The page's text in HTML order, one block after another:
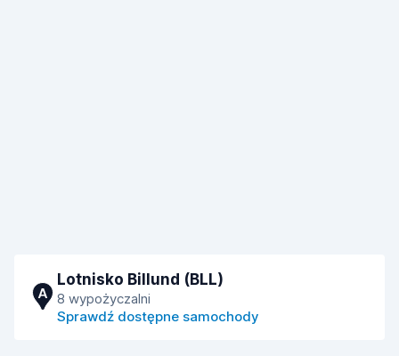
A
Lotnisko Billund (BLL)
8 wypożyczalni
Sprawdź dostępne samochody